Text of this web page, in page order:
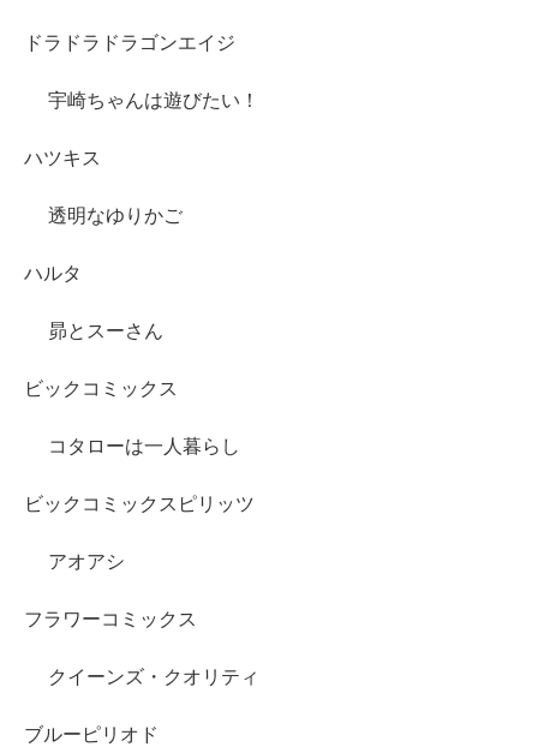
ドラドラドラゴンエイジ
宇崎ちゃんは遊びたい！
ハツキス
透明なゆりかご
ハルタ
昴とスーさん
ビックコミックス
コタローは一人暮らし
ビックコミックスピリッツ
アオアシ
フラワーコミックス
クイーンズ・クオリティ
ブルーピリオド